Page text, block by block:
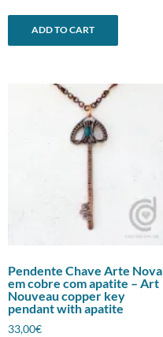
ADD TO CART
Pendente Chave Arte Nova
em cobre com apatite – Art
Nouveau copper key
pendant with apatite
33,00€